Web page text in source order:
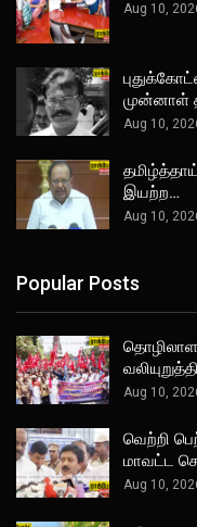
Aug 10,
முன்னாள்
Aug 10,
இயற்ற…
Aug 10,
Popular Posts
Aug 10,
வெற்றி
மாவட்ட
Aug 10,